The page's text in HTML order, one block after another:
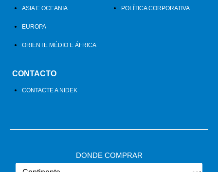
ASIA E OCEANIA
EUROPA
ORIENTE MÉDIO E ÁFRICA
POLÍTICA CORPORATIVA
CONTACTO
CONTACTE A NIDEK
DONDE COMPRAR